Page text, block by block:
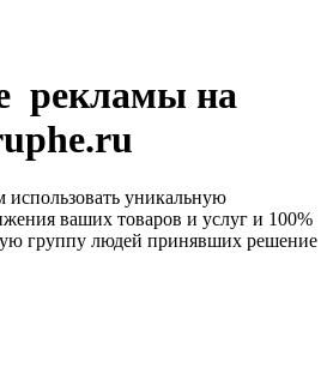
рекламы на
использовать уникальную
ваших товаров и услуг и 100%
группу людей принявших решение